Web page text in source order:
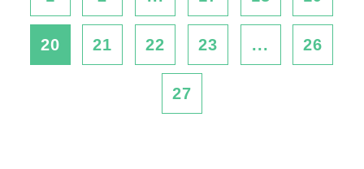
20 21 22 23 ... 26
27